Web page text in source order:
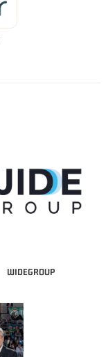
WIDEGROUP